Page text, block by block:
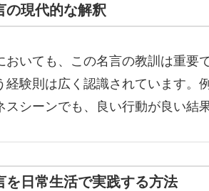
の現代的な解釈
おいても、この名言の教訓は重要で
経験則は広く認識されています
スシーンでも、良い行動が良い結
を日常生活で実践する方法